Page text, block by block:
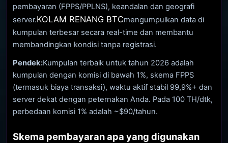
pembayaran (FPPS/PPLNS), keandalan dan geografi
server.KOLAM RENANG BTCmengumpulkan data di
kumpulan terbesar secara real-time dan membantu
membandingkan kondisi tanpa registrasi.
Pendek:Kumpulan terbaik untuk tahun 2026 adalah
kumpulan dengan komisi di bawah 1%, skema FPPS
(termasuk biaya transaksi), waktu aktif stabil 99,9%+ dan
server dekat dengan peternakan Anda. Pada 100 TH/dtk,
perbedaan komisi 1% adalah ~$90/tahun.
Skema pembayaran apa yang digunakan